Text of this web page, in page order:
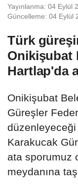
Yayınlanma: 04 Eylül
Güncelleme: 04 Eylül
Türk
Onikişubat
Hartlap'da
Onikişubat
Güreşler
düzenleyeceği
Karakucak
ata sporumuz
meydanına